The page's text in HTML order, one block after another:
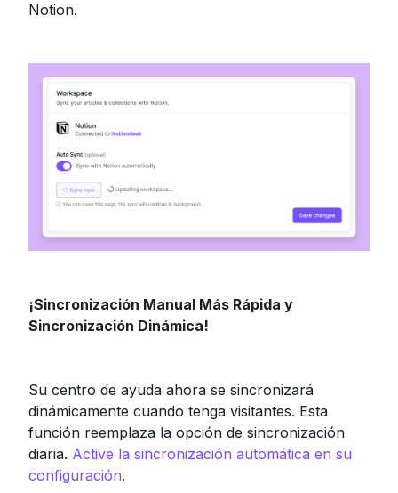
Notion.
¡Sincronización Manual Más Rápida y
Sincronización Dinámica!
Su centro de ayuda ahora se sincronizará
dinámicamente cuando tenga visitantes. Esta
función reemplaza la opción de sincronización
diaria. Active la sincronización automática en su
configuración.